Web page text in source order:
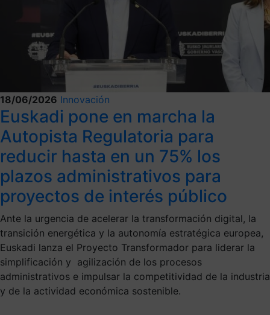
18/06/2026 Innovación
Euskadi pone en marcha la
Autopista Regulatoria para
reducir hasta en un 75% los
plazos administrativos para
proyectos de interés público
Ante la urgencia de acelerar la transformación digital, la
transición energética y la autonomía estratégica europea,
Euskadi lanza el Proyecto Transformador para liderar la
simplificación y agilización de los procesos
administrativos e impulsar la competitividad de la industria
y de la actividad económica sostenible.